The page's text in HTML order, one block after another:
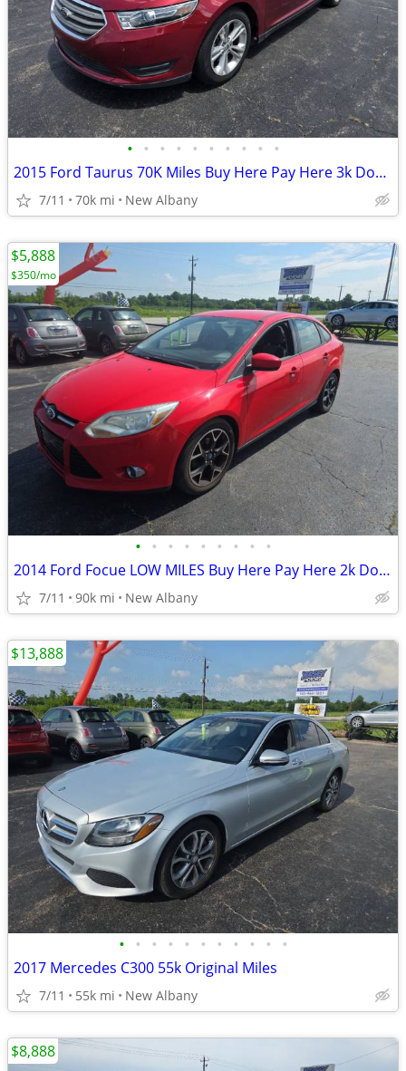
• • • • • • • • • •
2015 Ford Taurus 70K Miles Buy Here Pay Here 3k Down
7/11 70k mi New Albany
• • • • • • • • •
2014 Ford Focue LOW MILES Buy Here Pay Here 2k Down
7/11 90k mi New Albany
$5,888
$350/mo
• • • • • • • • • • •
2017 Mercedes C300 55k Original Miles
7/11 55k mi New Albany
$13,888
$8,888